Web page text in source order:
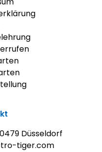
Düsseldorf
tiger.com